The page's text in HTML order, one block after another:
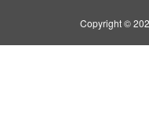
Copyright ©